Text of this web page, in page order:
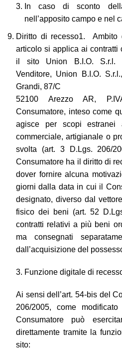
In caso di sconto
nell’apposito campo e nel
Diritto di recesso1. Ambito
articolo si applica ai contratti
il sito Union B.I.O. S.r.l.
Venditore, Union B.I.O.
Grandi, 87/C
52100 Arezzo AR,
Consumatore, inteso come
agisce per scopi estranei
commerciale, artigianale o
svolta (art. 3 D.Lgs. 206/
Consumatore ha il diritto di
dover fornire alcuna
giorni dalla data in cui il
designato, diverso dal
fisico dei beni (art. 52
contratti relativi a più beni
ma consegnati
dall’acquisizione del
3. Funzione digitale di
Ai sensi dell’art. 54-bis del
206/2005, come
Consumatore può
direttamente tramite la
sito: